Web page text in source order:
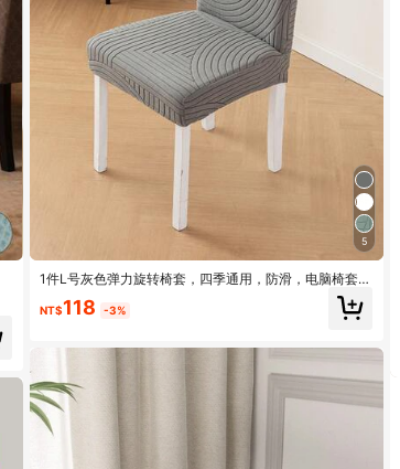
5
1件L号灰色弹力旋转椅套，四季通用，防滑，电脑椅套，
NT$118 -3%